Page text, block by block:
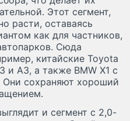
Этот сегмент,
расти, оставаясь
как для частников,
Сюда
китайские Toyota
и A3, а также BMW X1 с
Они сохраняют хороший
и сегмент с 2,0-